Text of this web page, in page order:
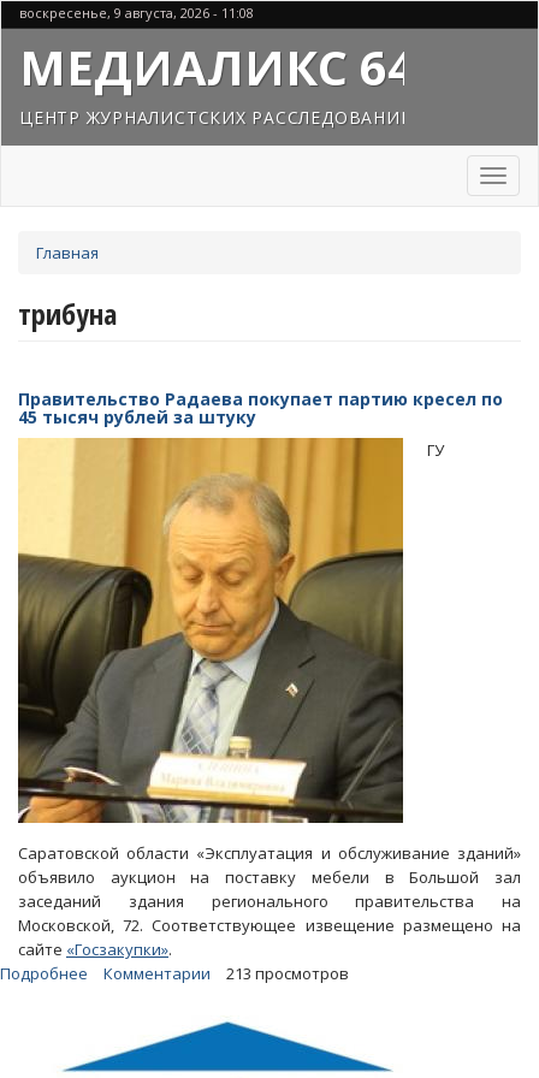
Перейти
к
основному
содержанию
воскресенье, 9 августа, 2026 - 11:08
МЕДИАЛИКС 64
ЦЕНТР ЖУРНАЛИСТСКИХ РАССЛЕДОВАНИЙ
Toggle
здесь
Главная
трибуна
Правительство Радаева покупает партию кресел по
45 тысяч рублей за штуку
ГУ
Саратовской области «Эксплуатация и обслуживание зданий»
объявило аукцион на поставку мебели в Большой зал
заседаний здания регионального правительства на
Московской, 72. Соответствующее извещение размещено на
сайте «Госзакупки».
Подробнее
покупает
партию
Комментарии 213 просмотров